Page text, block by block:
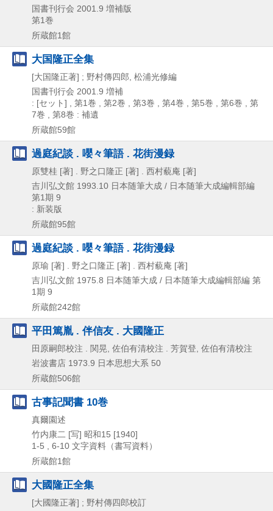
国書刊行会 2001.9 増補版
第1巻
所蔵館1館
大国隆正全集
[大国隆正著] ; 野村傳四郎, 松浦光修編
国書刊行会 2001.9 増補
: [セット] , 第1巻 , 第2巻 , 第3巻 , 第4巻 , 第5巻 , 第6巻 , 第
7巻 , 第8巻 : 補遺
所蔵館59館
過庭紀談 . 嚶々筆語 . 花街漫録
原雙桂 [著] . 野之口隆正 [著] . 西村藐庵 [著]
吉川弘文館 1993.10 日本随筆大成 / 日本随筆大成編輯部編
第1期 9
: 新装版
所蔵館95館
過庭紀談 . 嚶々筆語 . 花街漫録
原瑜 [著] . 野之口隆正 [著] . 西村藐庵 [著]
吉川弘文館 1975.8 日本随筆大成 / 日本随筆大成編輯部編 第
1期 9
所蔵館242館
平田篤胤 . 伴信友 . 大國隆正
田原嗣郎校注 . 関晃, 佐伯有清校注 . 芳賀登, 佐伯有清校注
岩波書店 1973.9 日本思想大系 50
所蔵館506館
古事記聞書 10巻
真爾園述
竹内康二 [写] 昭和15 [1940]
1-5 , 6-10 文字資料（書写資料）
所蔵館1館
大國隆正全集
[大國隆正著] ; 野村傳四郎校訂